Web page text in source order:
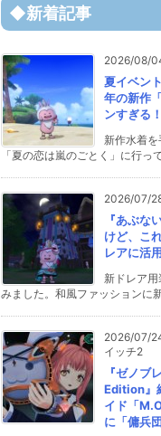
◆新着記事
2026/08/
夏イベン
年の新作
ンすぎる！
新作水着
「夏の恋は嵐のごとく」に行っ
2026/07/
『あぶな
けど、こ
レアに活
新ドレア
みました。和風ファッションに
2026/07/
イッチ2
『ゼノ
Edition』
イド「
に「傭兵